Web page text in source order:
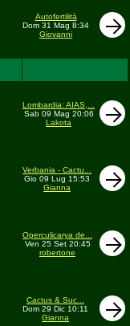
Autofertilità
Dom 31 Mag 8:34
Giovanni
Lombardia: AIAS,...
Sab 09 Mag 20:06
Lakota
Verbania - Cactu...
Gio 09 Lug 15:53
Gianna
Operculicarya de...
Ven 25 Set 20:45
robertone
Cactus & Suc...
Dom 29 Dic 10:11
Gianna